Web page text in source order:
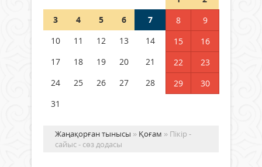
Германия аптап ыстыққа
бастады
04 тамыз 2026 ж.
3
4 5 6 7 8
9
10
11 12 13 14 15
16
17
18 19 20 21 22
23
24
25 26 27 28 29
30
31
Жаңақорған тынысы » Қоғам » Пікір -
сайыс - сөз додасы